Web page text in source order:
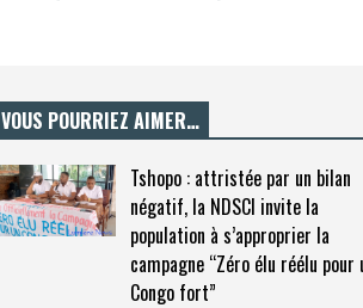
VOUS POURRIEZ AIMER…
Tshopo : attristée par un bilan
négatif, la NDSCI invite la
population à s’approprier la
campagne “Zéro élu réélu pour
Congo fort”